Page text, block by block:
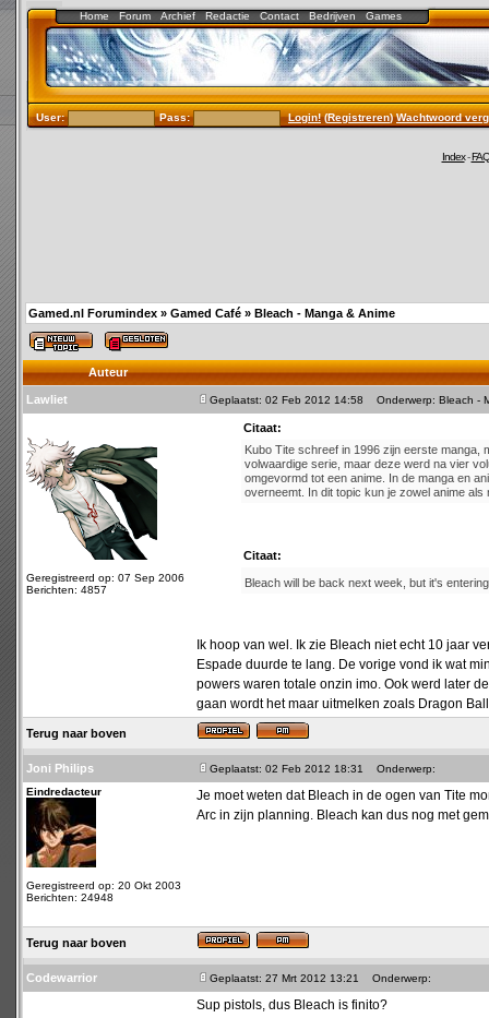
Home Forum Archief Redactie Contact Bedrijven Games
User: Pass: Login!(Registreren)Wachtwoord
Index-FAQ
Gamed.nl Forumindex » Gamed Café » Bleach - Manga & Anime
Auteur
Lawliet Geplaatst: 02 Feb 2012 14:58 Onderwerp: Bleach -
Geregistreerd op: 07 Sep 2006
Berichten: 4857
Citaat:
Kubo Tite schreef in 1996 zijn eerste manga,
volwaardige serie, maar deze werd na vier
omgevormd tot een anime. In de manga en
overneemt. In dit topic kun je zowel anime
Citaat:
Bleach will be back next week, but it's
Ik hoop van wel. Ik zie Bleach niet echt 10 jaar
Espade duurde te lang. De vorige vond ik wat
powers waren totale onzin imo. Ook werd later
gaan wordt het maar uitmelken zoals Dragon Ball
Terug naar boven
Joni Philips Geplaatst: 02 Feb 2012 18:31
Onderwerp:
Eindredacteur
Geregistreerd op: 20 Okt 2003
Berichten: 24948
Je moet weten dat Bleach in de ogen van Tite
Arc in zijn planning. Bleach kan dus nog met
Terug naar boven
Codewarrior Geplaatst: 27 Mrt 2012 13:21 Onderwerp:
Sup pistols, dus Bleach is finito?